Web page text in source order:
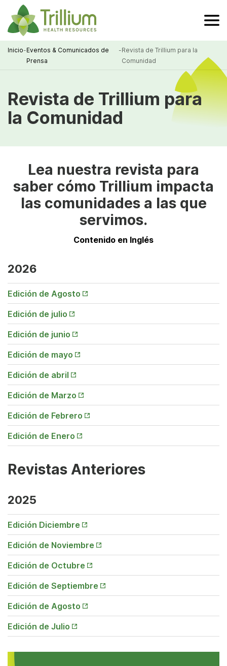
Skip
to
Main
Content
Breadcrumb
Inicio-Eventos & Comunicados de
Prensa
-Revista de Trillium para la
Comunidad
Revista de Trillium para
la Comunidad
Lea nuestra revista para
saber cómo Trillium impacta
las comunidades a las que
servimos.
Contenido en Inglés
2026
Edición de Agosto
Opens
in New
Tab
Edición de julio
Opens
in New
Tab
Edición de junio
Opens
in New
Tab
Edición de mayo
Opens
in New
Tab
Edición de abril
Opens
in New
Tab
Edición de Marzo
Opens
in New
Tab
Edición de Febrero
Opens
in New
Tab
Edición de Enero
Opens
in New
Revistas Anteriores
2025
Edición Diciembre
Opens
in New
Tab
Edición de Noviembre
Opens
in New
Tab
Edición de Octubre
Opens
in New
Tab
Edición de Septiembre
Opens
in New
Tab
Edición de Agosto
Opens
in New
Tab
Edición de Julio
Opens
in New